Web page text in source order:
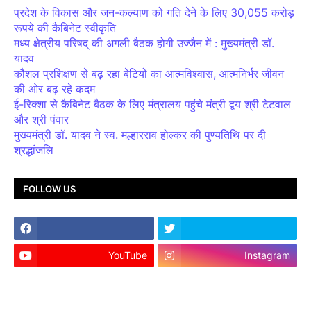
प्रदेश के विकास और जन-कल्याण को गति देने के लिए 30,055 करोड़
रूपये की कैबिनेट स्वीकृति
मध्य क्षेत्रीय परिषद् की अगली बैठक होगी उज्जैन में : मुख्यमंत्री डॉ.
यादव
कौशल प्रशिक्षण से बढ़ रहा बेटियों का आत्मविश्वास, आत्मनिर्भर जीवन
की ओर बढ़ रहे कदम
ई-रिक्शा से कैबिनेट बैठक के लिए मंत्रालय पहुंचे मंत्री द्वय श्री टेटवाल
और श्री पंवार
मुख्यमंत्री डॉ. यादव ने स्व. मल्हारराव होल्कर की पुण्यतिथि पर दी
श्रद्धांजलि
FOLLOW US
YouTube Instagram